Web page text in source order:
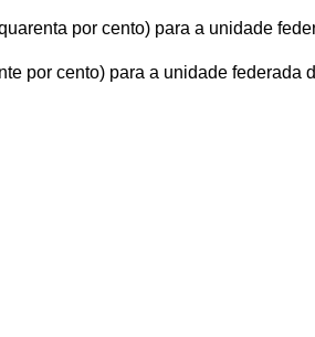
por cento) para a unidade
por cento) para a unidade federada